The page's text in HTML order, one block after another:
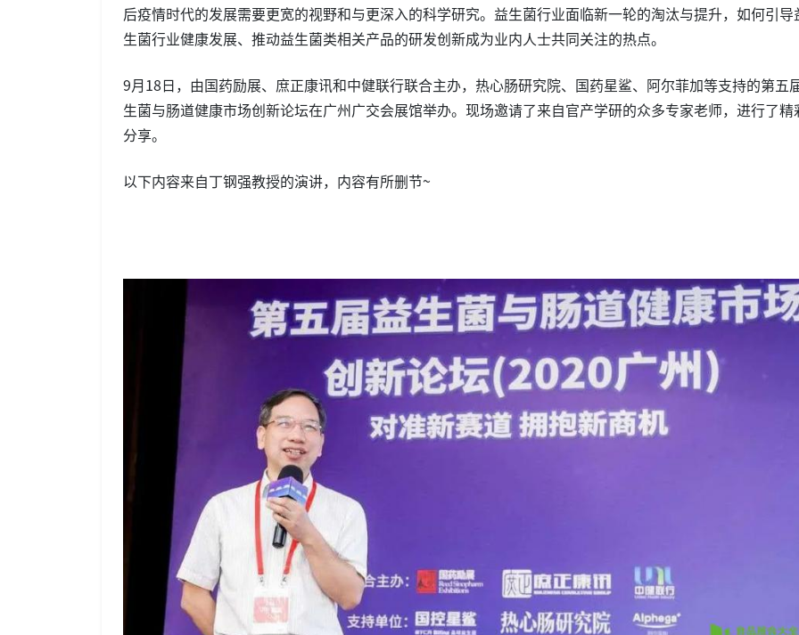
后疫情时代的发展需要更宽的视野和与更深入的科学研究。益生菌行业面临新一轮的淘汰与提升，如何引导
生菌行业健康发展、推动益生菌类相关产品的研发创新成为业内人士共同关注的热点。
9月18日，由国药励展、庶正康讯和中健联行联合主办，热心肠研究院、国药星鲨、阿尔菲加等支持的第五
生菌与肠道健康市场创新论坛在广州广交会展馆举办。现场邀请了来自官产学研的众多专家老师，进行了精
分享。
以下内容来自丁钢强教授的演讲，内容有所删节~